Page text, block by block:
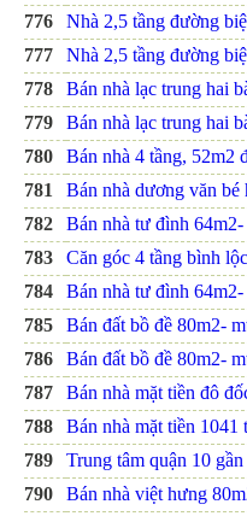
776
Nhà 2,5 tầng đường
777
Nhà 2,5 tầng đường
778
Bán nhà lạc trung hai
779
Bán nhà lạc trung hai
780
Bán nhà 4 tầng, 52m2
781
Bán nhà dương văn
782
Bán nhà tư đình
783
Căn góc 4 tầng bình
784
Bán nhà tư đình
785
Bán đất bồ đề 80m2-
786
Bán đất bồ đề 80m2-
787
Bán nhà mặt tiền đô
788
Bán nhà mặt tiền 1041
789
Trung tâm quận 10
790
Bán nhà việt hưng